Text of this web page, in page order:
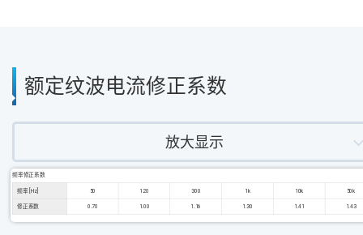
额定纹波电流修正系数
放大显示
频率修正系数
频率 [Hz] 50 120 300 1k 10k 50k
修正系数 0.70 1.00 1.16 1.30 1.41 1.43